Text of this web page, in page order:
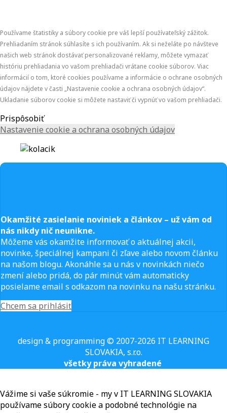
Používame štatistiky a súbory cookie pre váš lepší používateľský zážitok.
Prehliadaním stránok súhlasíte s ich používaním. Ak si neželáte po návšteve
našich web stránok dostávať personalizované reklamy, môžete vymazať
históriu prehliadania vo vašom prehliadači vrátane cookie súborov. Viac
informácií o tom, ktoré cookies používame a informácie o ochrane osobných
údajov nájdete v časti „Nastavenie cookie a ochrana osobných údajov“.
Ukladanie súborov cookie si môžete nastaviť či vypnúť vo vašom prehliadači.
Prispôsobiť
Nastavenie cookie a ochrana osobných údajov
Okamžité zasielanie noviniek a článkov – už vám od
nás nikdy nič neunikne.
Môžeme vás okamžite informovať o aktuálnej akcii,
novinke, špeciálnej kampani či zľave alebo novom článku
na našom blogu. Akonáhle sa u nás v novinkách niečo
zmení alebo pridá, do pár minút vám automaticky
posielame email s odkazom na novinku na našu stránku.
Chcem sa prihlásiť
design & programming © 2007-2026 IT LEARNING
SLOVAKIA, s.r.o.
všetky práva vyhradené
Vážime si vaše súkromie - my v IT LEARNING SLOVAKIA
používame súbory cookie a podobné technológie na